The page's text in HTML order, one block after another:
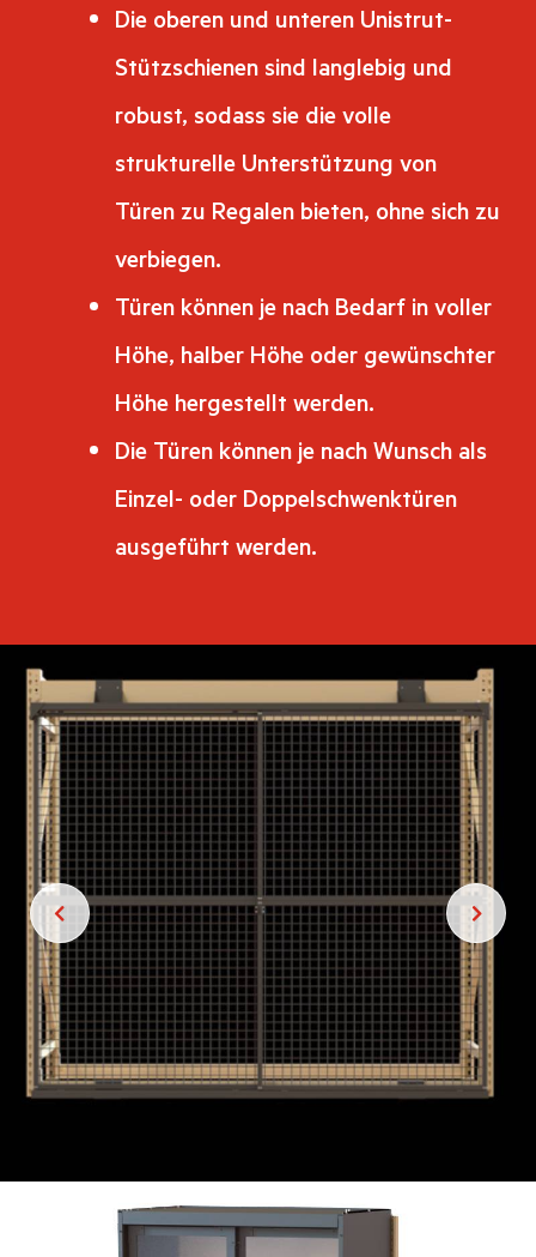
Die oberen und unteren Unistrut-
Stützschienen sind langlebig und
robust, sodass sie die volle
strukturelle Unterstützung von
Türen zu Regalen bieten, ohne sich zu
verbiegen.
Türen können je nach Bedarf in voller
Höhe, halber Höhe oder gewünschter
Höhe hergestellt werden.
Die Türen können je nach Wunsch als
Einzel- oder Doppelschwenktüren
ausgeführt werden.